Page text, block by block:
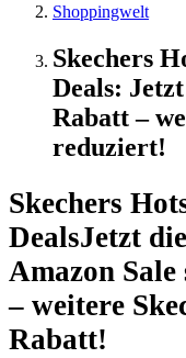
Shoppingwelt
Skechers
Deals:
Rabatt –
reduziert!
Skechers
DealsJetzt
Amazon
– weitere
Rabatt!